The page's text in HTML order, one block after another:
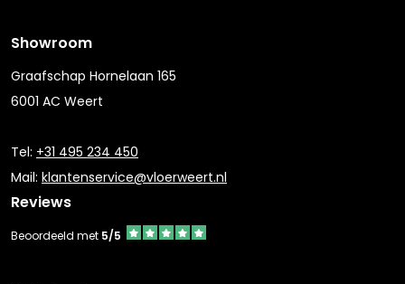
Showroom
Graafschap Hornelaan 165
6001 AC Weert
Tel: +31 495 234 450
Mail: klantenservice@vloerweert.nl
Reviews
Beoordeeld met 5/5